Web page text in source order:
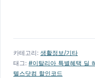
카테고리: 생활정보/기타
태그: #이탈리아 특별혜택 딜
텔스닷컴 할인코드